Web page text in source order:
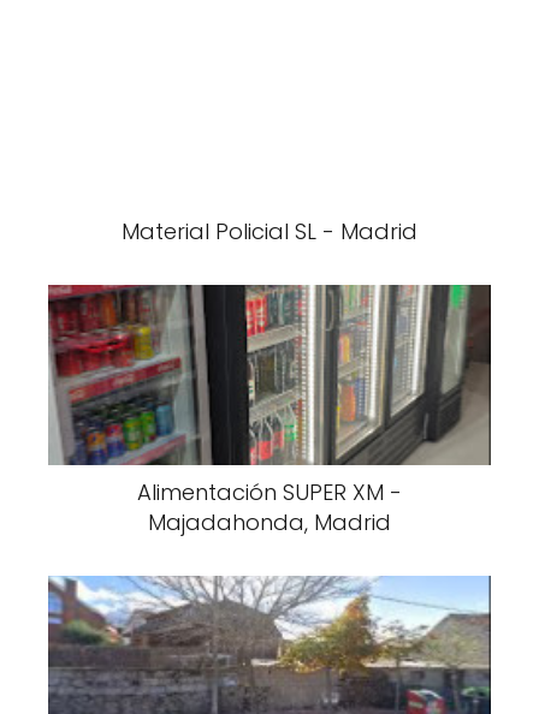
Material Policial SL - Madrid
Alimentación SUPER XM -
Majadahonda, Madrid